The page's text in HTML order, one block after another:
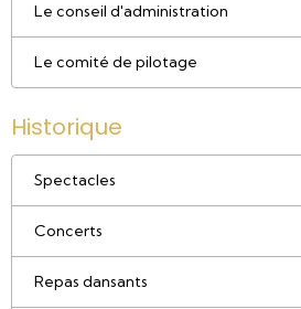
Le conseil d'administration
Le comité de pilotage
Historique
Spectacles
Concerts
Repas dansants